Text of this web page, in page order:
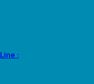
Line :